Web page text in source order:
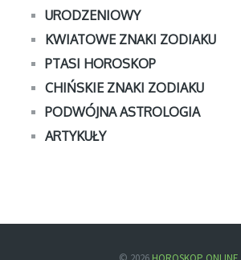
URODZENIOWY
KWIATOWE ZNAKI ZODIAKU
PTASI HOROSKOP
CHIŃSKIE ZNAKI ZODIAKU
PODWÓJNA ASTROLOGIA
ARTYKUŁY